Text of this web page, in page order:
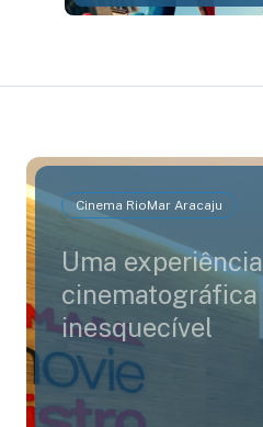
Cinema RioMar Aracaju
Uma experiência
cinematográfica
inesquecível